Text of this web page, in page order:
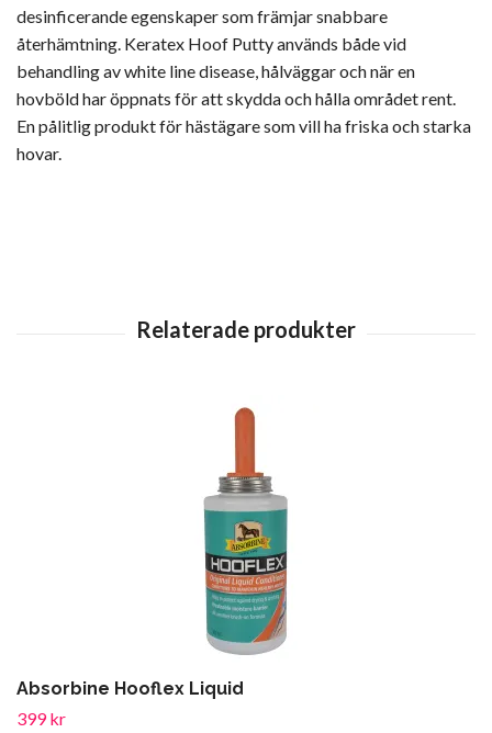
desinficerande egenskaper som främjar snabbare
återhämtning. Keratex Hoof Putty används både vid
behandling av white line disease, hålväggar och när en
hovböld har öppnats för att skydda och hålla området rent.
En pålitlig produkt för hästägare som vill ha friska och starka
hovar.
Absorbine Hooflex Liquid
399 kr